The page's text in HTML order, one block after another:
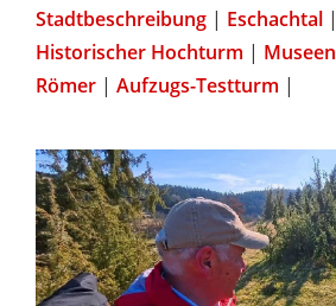
Stadtbeschreibung | Eschachtal |
Historischer Hochturm | Museen
Römer | Aufzugs-Testturm |